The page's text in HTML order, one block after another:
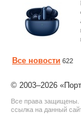
Все новости 622
© 2003–2026
Все права защищены.
ссылка на данный